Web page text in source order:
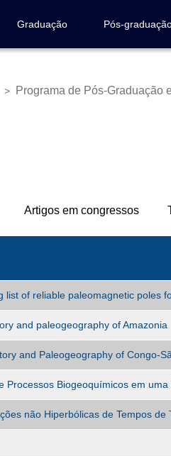
Graduação Pós-
> Programa de Pós-Graduação
Artigos em congressos
list of reliable paleomagnetic poles
and paleogeography of Amazonia
and Paleogeography of Congo-
Processos Biogeoquímicos em
não Hiperbólicas de Tempos